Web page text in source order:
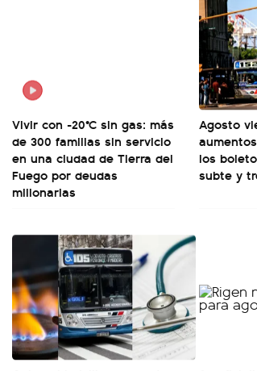
Vivir con -20°C sin gas: más
de 300 familias sin servicio
en una ciudad de Tierra del
Fuego por deudas
millonarias
Agosto
los
subte y